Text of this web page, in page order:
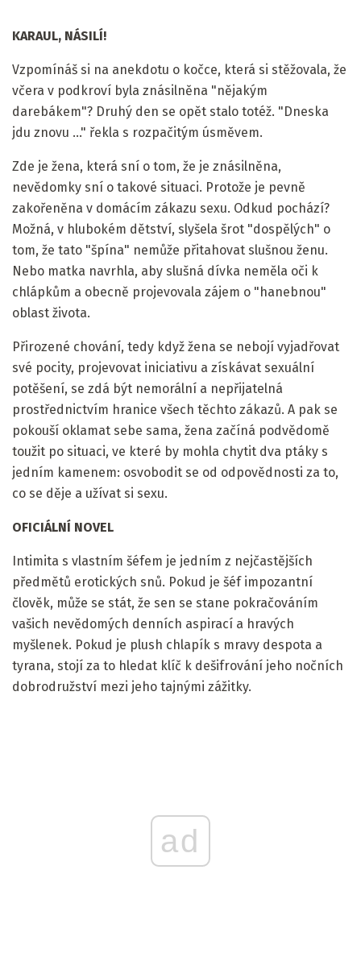
KARAUL, NÁSILÍ!
Vzpomínáš si na anekdotu o kočce, která si stěžovala, že
včera v podkroví byla znásilněna "nějakým
darebákem"? Druhý den se opět stalo totéž. "Dneska
jdu znovu ..." řekla s rozpačitým úsměvem.
Zde je žena, která sní o tom, že je znásilněna,
nevědomky sní o takové situaci. Protože je pevně
zakořeněna v domácím zákazu sexu. Odkud pochází?
Možná, v hlubokém dětství, slyšela šrot "dospělých" o
tom, že tato "špína" nemůže přitahovat slušnou ženu.
Nebo matka navrhla, aby slušná dívka neměla oči k
chlápkům a obecně projevovala zájem o "hanebnou"
oblast života.
Přirozené chování, tedy když žena se nebojí vyjadřovat
své pocity, projevovat iniciativu a získávat sexuální
potěšení, se zdá být nemorální a nepřijatelná
prostřednictvím hranice všech těchto zákazů. A pak se
pokouší oklamat sebe sama, žena začíná podvědomě
toužit po situaci, ve které by mohla chytit dva ptáky s
jedním kamenem: osvobodit se od odpovědnosti za to,
co se děje a užívat si sexu.
OFICIÁLNÍ NOVEL
Intimita s vlastním šéfem je jedním z nejčastějších
předmětů erotických snů. Pokud je šéf impozantní
člověk, může se stát, že sen se stane pokračováním
vašich nevědomých denních aspirací a hravých
myšlenek. Pokud je plush chlapík s mravy despota a
tyrana, stojí za to hledat klíč k dešifrování jeho nočních
dobrodružství mezi jeho tajnými zážitky.
ad